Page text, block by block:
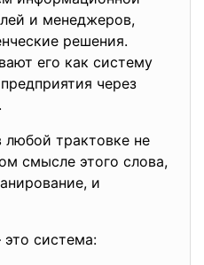
и менеджеров,
решения.
его как систему
через
любой трактовке не
смысле этого слова,
и
это система: